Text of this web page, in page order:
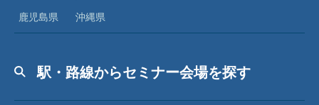
鹿児島県
沖縄県
駅・路線からセミナー会場を探す